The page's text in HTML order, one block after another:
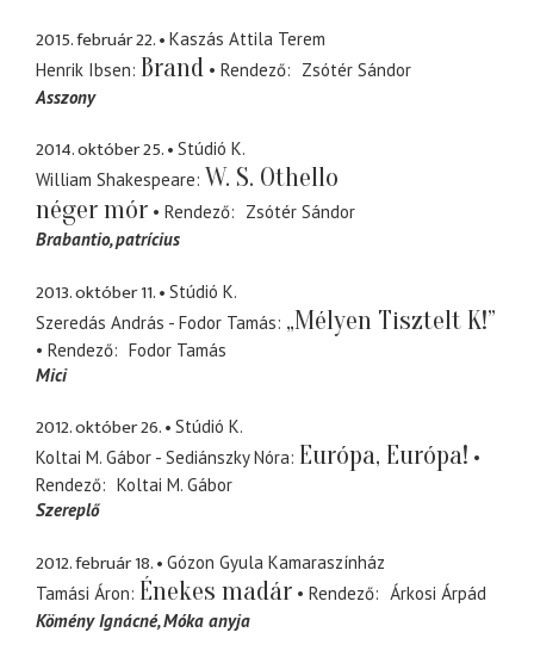
2015. február 22.
Kaszás Attila Terem
Henrik Ibsen Brand Rendező
Zsótér Sándor
Asszony
2014. október 25.
Stúdió K.
William Shakespeare W. S. Othello
néger mór
Rendező
Zsótér Sándor
Brabantio patrícius
2013. október 11.
Stúdió K.
Szeredás András - Fodor Tamás „Mélyen Tisztelt K!”
Rendező
Fodor Tamás
Mici
2012. október 26.
Stúdió K.
Koltai M. Gábor - Sediánszky Nóra Európa, Európa!
Rendező
Koltai M. Gábor
Szereplő
2012. február 18.
Gózon Gyula Kamaraszínház
Tamási Áron Énekes madár Rendező
Árkosi Árpád
Kömény Ignácné Móka anyja